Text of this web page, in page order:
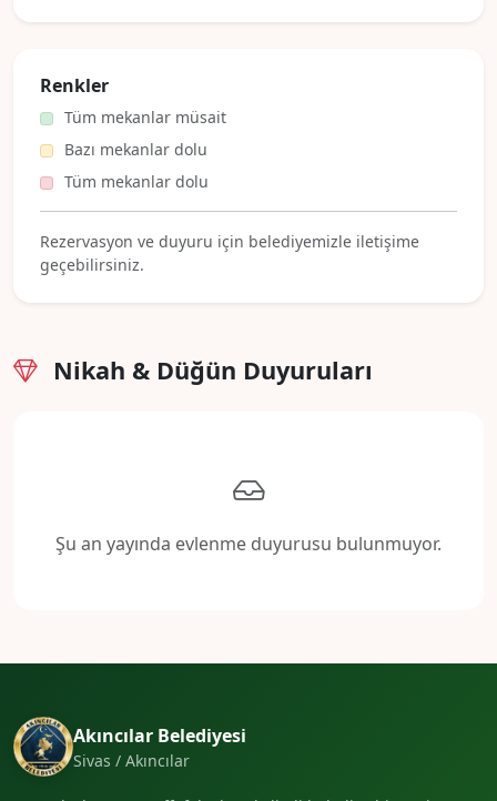
Renkler
Tüm mekanlar müsait
Bazı mekanlar dolu
Tüm mekanlar dolu
Rezervasyon ve duyuru için belediyemizle iletişime
geçebilirsiniz.
Nikah & Düğün Duyuruları
Şu an yayında evlenme duyurusu bulunmuyor.
Akıncılar Belediyesi
Sivas / Akıncılar